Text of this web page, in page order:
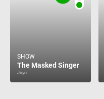
SHOW
The Masked Singer
Joyn